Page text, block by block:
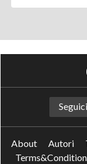
Seguici
About Autori